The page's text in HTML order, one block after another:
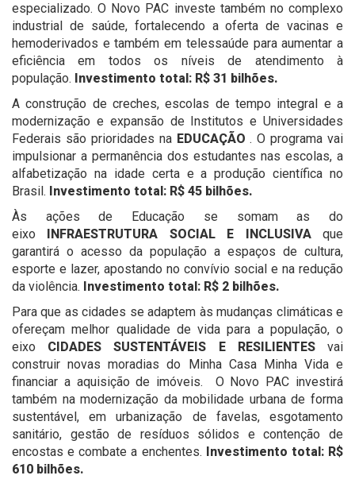
especializado. O Novo PAC investe também no complexo
industrial de saúde, fortalecendo a oferta de vacinas e
hemoderivados e também em telessaúde para aumentar a
eficiência em todos os níveis de atendimento à
população. Investimento total: R$ 31 bilhões.
A construção de creches, escolas de tempo integral e a
modernização e expansão de Institutos e Universidades
Federais são prioridades na EDUCAÇÃO. O programa vai
impulsionar a permanência dos estudantes nas escolas, a
alfabetização na idade certa e a produção científica no
Brasil. Investimento total: R$ 45 bilhões.
Às ações de Educação se somam as do
eixo INFRAESTRUTURA SOCIAL E INCLUSIVAque
garantirá o acesso da população a espaços de cultura,
esporte e lazer, apostando no convívio social e na redução
da violência. Investimento total: R$ 2 bilhões.
Para que as cidades se adaptem às mudanças climáticas e
ofereçam melhor qualidade de vida para a população, o
eixo CIDADES SUSTENTÁVEIS E RESILIENTESvai
construir novas moradias do Minha Casa Minha Vida e
financiar a aquisição de imóveis. O Novo PAC investirá
também na modernização da mobilidade urbana de forma
sustentável, em urbanização de favelas, esgotamento
sanitário, gestão de resíduos sólidos e contenção de
encostas e combate a enchentes. Investimento total: R$
610 bilhões.